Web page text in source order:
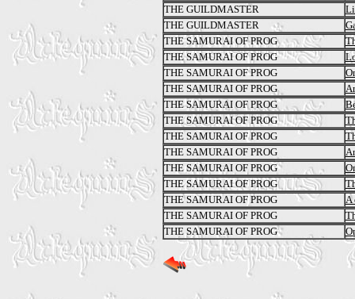
THE GUILDMASTER
THE GUILDMASTER
THE SAMURAI OF PROG
THE SAMURAI OF PROG
THE SAMURAI OF PROG
THE SAMURAI OF PROG
THE SAMURAI OF PROG
THE SAMURAI OF PROG
THE SAMURAI OF PROG
THE SAMURAI OF PROG
THE SAMURAI OF PROG
THE SAMURAI OF PROG
THE SAMURAI OF PROG
A
THE SAMURAI OF PROG
THE SAMURAI OF PROG